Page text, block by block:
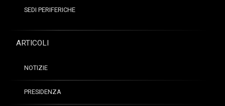
SEDI PERIFERICHE
ARTICOLI
NOTIZIE
PRESIDENZA